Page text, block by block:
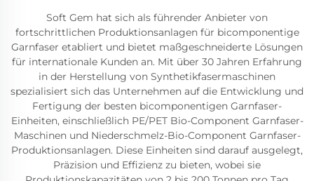
Soft Gem hat sich als führender Anbieter von
fortschrittlichen Produktionsanlagen für bicomponentige
Garnfaser etabliert und bietet maßgeschneiderte Lösungen
für internationale Kunden an. Mit über 30 Jahren Erfahrung
in der Herstellung von Synthetikfasermaschinen
spezialisiert sich das Unternehmen auf die Entwicklung und
Fertigung der besten bicomponentigen Garnfaser-
Einheiten, einschließlich PE/PET Bio-Component Garnfaser-
Maschinen und Niederschmelz-Bio-Component Garnfaser-
Produktionsanlagen. Diese Einheiten sind darauf ausgelegt,
Präzision und Effizienz zu bieten, wobei sie